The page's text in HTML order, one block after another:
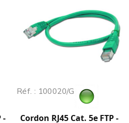
-
Réf. : 100020/G
Cordon RJ45 Cat. 5e FTP -